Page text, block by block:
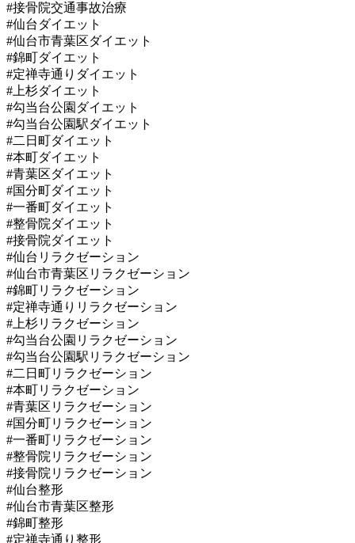
#接骨院交通事故治療
#仙台ダイエット
#仙台市青葉区ダイエット
#錦町ダイエット
#定禅寺通りダイエット
#上杉ダイエット
#勾当台公園ダイエット
#勾当台公園駅ダイエット
#二日町ダイエット
#本町ダイエット
#青葉区ダイエット
#国分町ダイエット
#一番町ダイエット
#整骨院ダイエット
#接骨院ダイエット
#仙台リラクゼーション
#仙台市青葉区リラクゼーション
#錦町リラクゼーション
#定禅寺通りリラクゼーション
#上杉リラクゼーション
#勾当台公園リラクゼーション
#勾当台公園駅リラクゼーション
#二日町リラクゼーション
#本町リラクゼーション
#青葉区リラクゼーション
#国分町リラクゼーション
#一番町リラクゼーション
#整骨院リラクゼーション
#接骨院リラクゼーション
#仙台整形
#仙台市青葉区整形
#錦町整形
#定禅寺通り整形